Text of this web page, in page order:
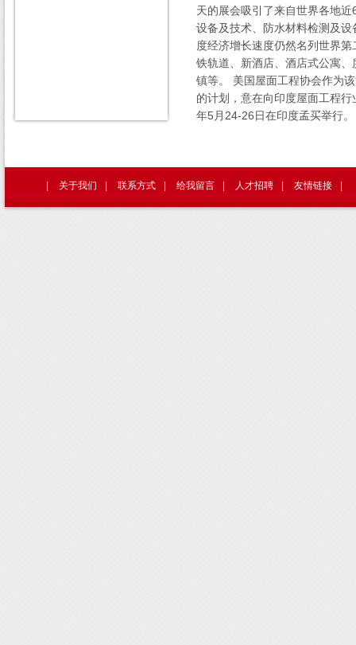
天的展会吸引了来自世界各地
设备及技术、防水材料检测及
度经济增长速度仍然名列世界
铁轨道、新酒店、酒店式公寓
镇等。 美国屋面工程协会作为
的计划，意在向印度屋面工程
年5月24-26日在印度孟买举行。
关于我们 联系方式 给我留言 人才招聘 友情链接